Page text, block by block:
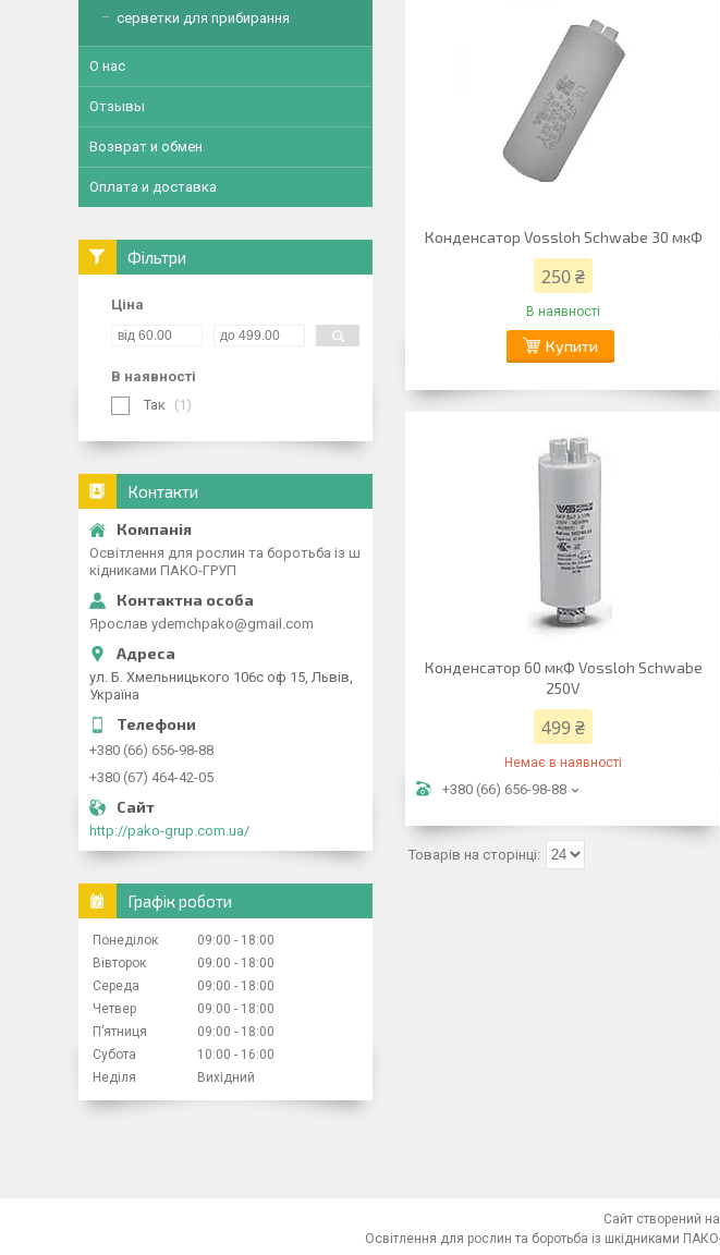
Конденсатор Vossloh Schwabe 30 мкФ
250 ₴
В наявності
Купити
Конденсатор 60 мкФ Vossloh Schwabe
250V
499 ₴
Немає в наявності
+380 (66) 656-98-88
серветки для прибирання
О нас
Отзывы
Возврат и обмен
Оплата и доставка
Фільтри
Ціна
В наявності
Так
1
Контакти
Освітлення для рослин та боротьба із ш
кідниками ПАКО-ГРУП
Ярослав ydemchpako@gmail.com
ул. Б. Хмельницького 106с оф 15, Львів,
Україна
+380 (66) 656-98-88
+380 (67) 464-42-05
http://pako-grup.com.ua/
Графік роботи
Понеділок 09:00
18:00
Вівторок
09:00
18:00
Середа
09:00
18:00
Четвер
09:00
18:00
Пʼятниця
09:00
18:00
Субота
10:00
16:00
Неділя
Вихідний
Сайт створений